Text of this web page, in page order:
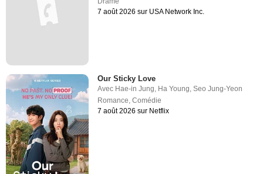
7 août 2026 sur USA Network Inc.
Our Sticky Love
Avec Hae-in Jung, Ha Young,Seo Jung-Yeon
Romance,Comédie
7 août 2026 sur Netflix